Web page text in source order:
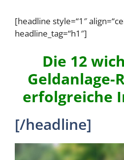
[headline style=“1″
headline_tag=“h1″]
Die 12
Geldanlage-
erfolgreiche
[/headline]